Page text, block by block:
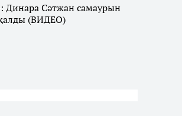
Динара Сәтжан самаурын
(ВИДЕО)